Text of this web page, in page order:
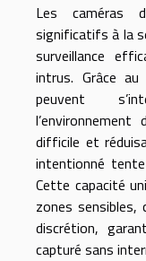
Les caméras
significatifs à la
surveillance
intrus. Grâce
peuvent
difficile et
intentionné
Cette capacité
zones
discrétion,
capturé sans